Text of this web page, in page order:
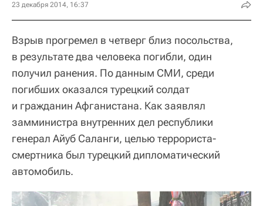
23 декабря 2014, 16:37
Взрыв прогремел в четверг близ посольства,
в результате два человека погибли, один
получил ранения. По данным СМИ, среди
погибших оказался турецкий солдат
и гражданин Афганистана. Как заявлял
замминистра внутренних дел республики
генерал Айуб Саланги, целью террориста-
смертника был турецкий дипломатический
автомобиль.